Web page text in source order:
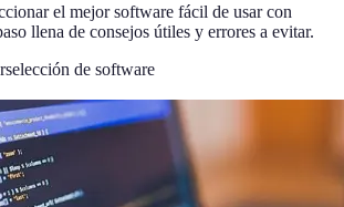
el mejor software fácil de usar con
llena de consejos útiles y errores a evitar.
selección de software